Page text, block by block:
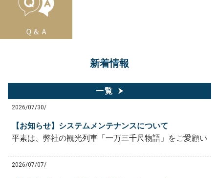
Ｑ＆Ａ
新着情報
一覧
2026/07/30/
【お知らせ】システムメンテナンスについて
平素は、弊社の観光列車「一万三千尺物語」をご愛顧い
2026/07/07/